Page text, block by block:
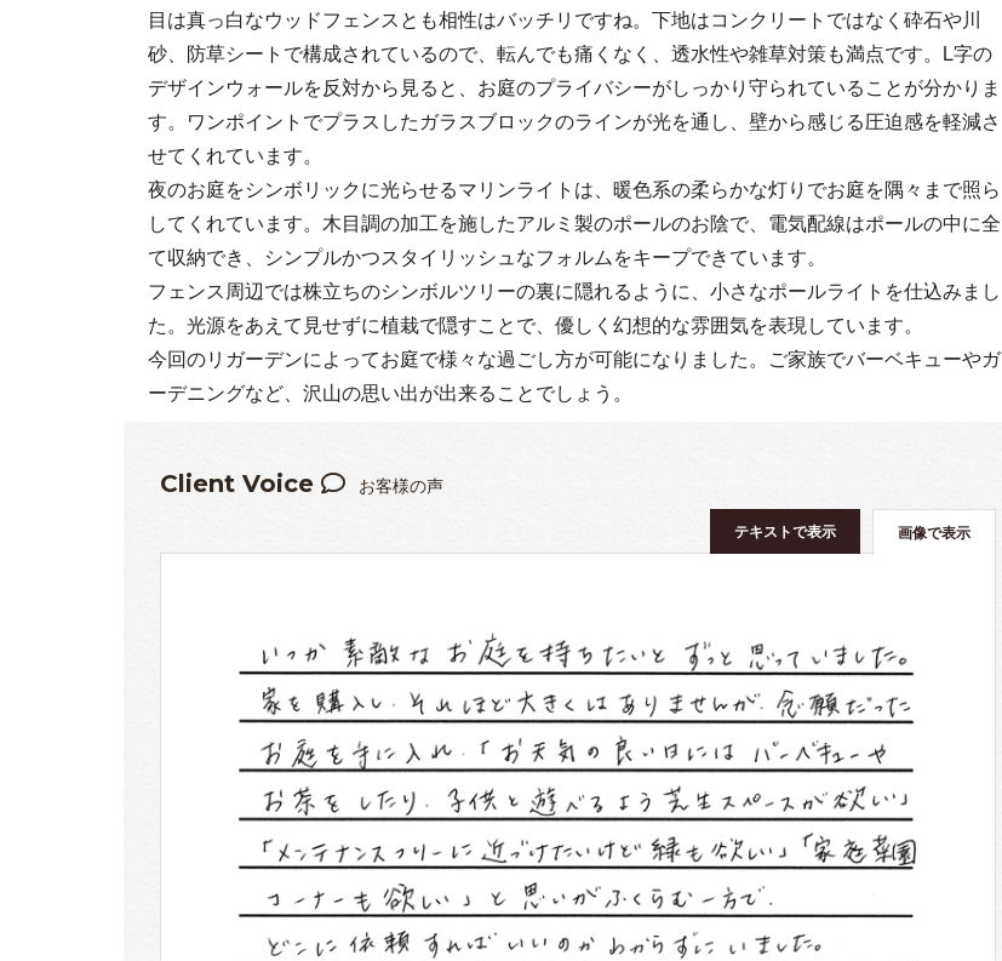
目は真っ白なウッドフェンスとも相性はバッチリですね。下地はコンクリートではなく砕石や川
砂、防草シートで構成されているので、転んでも痛くなく、透水性や雑草対策も満点です。L字の
デザインウォールを反対から見ると、お庭のプライバシーがしっかり守られていることが分かりま
す。ワンポイントでプラスしたガラスブロックのラインが光を通し、壁から感じる圧迫感を軽減さ
せてくれています。
夜のお庭をシンボリックに光らせるマリンライトは、暖色系の柔らかな灯りでお庭を隅々まで照ら
してくれています。木目調の加工を施したアルミ製のポールのお陰で、電気配線はポールの中に全
て収納でき、シンプルかつスタイリッシュなフォルムをキープできています。
フェンス周辺では株立ちのシンボルツリーの裏に隠れるように、小さなポールライトを仕込みまし
た。光源をあえて見せずに植栽で隠すことで、優しく幻想的な雰囲気を表現しています。
今回のリガーデンによってお庭で様々な過ごし方が可能になりました。ご家族でバーベキューやガ
ーデニングなど、沢山の思い出が出来ることでしょう。
Client Voice お客様の声
画像で表示
テキストで表示